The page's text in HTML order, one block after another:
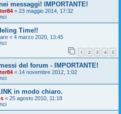
messaggi! IMPORTANTE!
« 23 maggio 2014, 17:32
Time!!
« 4 marzo 2020, 13:45
1 2 3 4 5
del forum - IMPORTANTE!
« 14 novembre 2012, 1:02
in modo chiaro.
« 25 agosto 2010, 11:18